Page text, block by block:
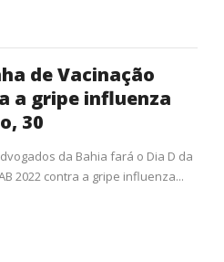
de Vacinação
a gripe influenza
30
da Bahia fará o Dia D da
2022 contra a gripe influenza...